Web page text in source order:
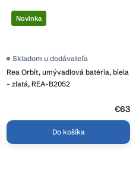
Novinka
Rea Orbit, umývadlová batéria, biela
- zlatá, REA-B2052
Skladom u dodávateľa
€63
Do košíka